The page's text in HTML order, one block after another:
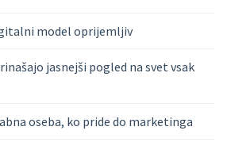
model oprijemljiv
jasnejši pogled na svet vsak
oseba, ko pride do marketinga